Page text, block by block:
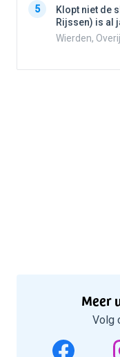
5
Klopt niet de
Rijssen) is al
Wierden,
Meer
Volg